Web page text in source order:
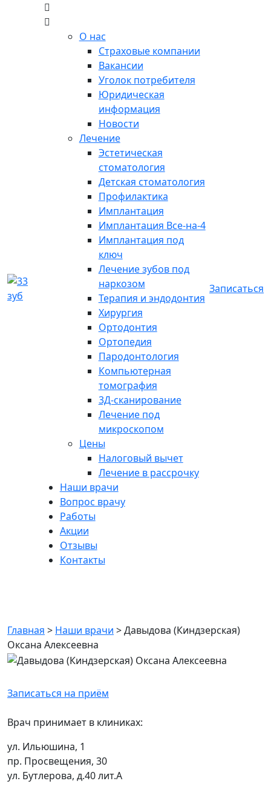
О нас
Страховые компании
Вакансии
Уголок потребителя
Юридическая
информация
Новости
Лечение
Эстетическая
стоматология
Детская стоматология
Профилактика
Имплантация
Имплантация Все-на-4
Имплантация под
ключ
Лечение зубов под
наркозом
Терапия и эндодонтия
Хирургия
Ортодонтия
Ортопедия
Пародонтология
Компьютерная
томография
3Д-сканирование
Лечение под
микроскопом
Цены
Налоговый вычет
Лечение в рассрочку
Наши врачи
Вопрос врачу
Работы
Акции
Отзывы
Контакты
Записаться
Главная > Наши врачи >Давыдова (Киндзерская)
Оксана Алексеевна
Записаться на приём
Врач принимает в клиниках:
ул. Ильюшина, 1
пр. Просвещения, 30
ул. Бутлерова, д.40 лит.А